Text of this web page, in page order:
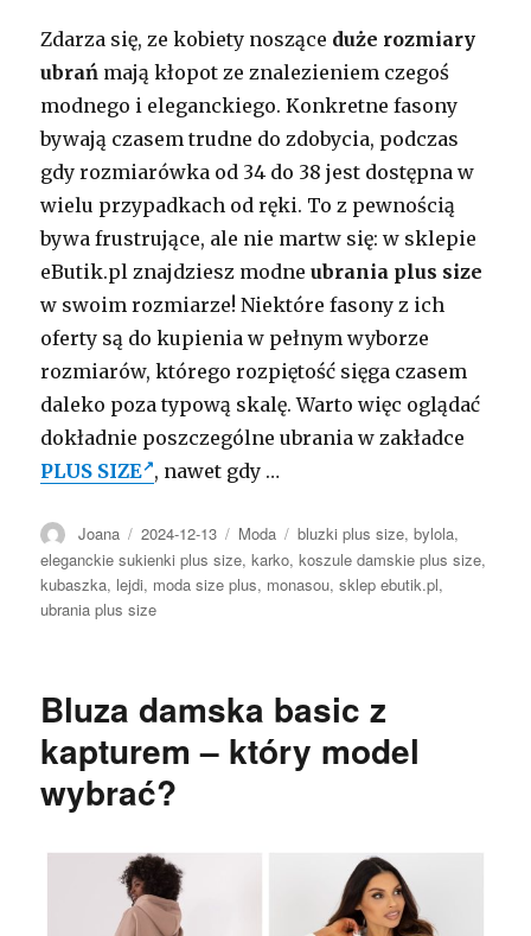
Zdarza się, ze kobiety noszące duże rozmiary
ubrań mają kłopot ze znalezieniem czegoś
modnego i eleganckiego. Konkretne fasony
bywają czasem trudne do zdobycia, podczas
gdy rozmiarówka od 34 do 38 jest dostępna w
wielu przypadkach od ręki. To z pewnością
bywa frustrujące, ale nie martw się: w sklepie
eButik.pl znajdziesz modneubrania plus size
w swoim rozmiarze! Niektóre fasony z ich
oferty są do kupienia w pełnym wyborze
rozmiarów, którego rozpiętość sięga czasem
daleko poza typową skalę. Warto więc oglądać
dokładnie poszczególne ubrania w zakładce
PLUS SIZE , nawet gdy …
Autor
Joana Opublikowano
2024-12-13 Kategorie
Moda Tagi
bluzki plus size,bylola,
eleganckie sukienki plus size,karko,koszule damskie plus size,
kubaszka, lejdi, moda size plus, monasou,sklep ebutik.pl,
ubrania plus size
Bluza damska basic z
kapturem – który model
wybrać?